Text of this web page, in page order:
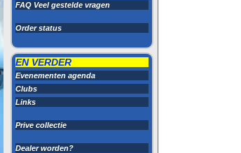
FAQ Veel gestelde vragen
Order status
EN VERDER
Evenementen agenda
Clubs
Links
Prive collectie
Dealer worden?